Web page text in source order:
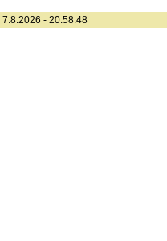
7.8.2026 - 20:58:48